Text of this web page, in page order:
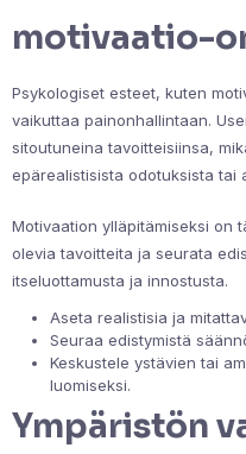
motivaatio-
Psykologiset esteet, kuten
vaikuttaa painonhallintaan.
sitoutuneina tavoitteisiinsa,
epärealistisista odotuksista tai
Motivaation ylläpitämiseksi on
olevia tavoitteita ja seurata
itseluottamusta ja innostusta.
Aseta realistisia ja
Seuraa edistymistä
Keskustele ystävien tai
luomiseksi.
Ympäristön